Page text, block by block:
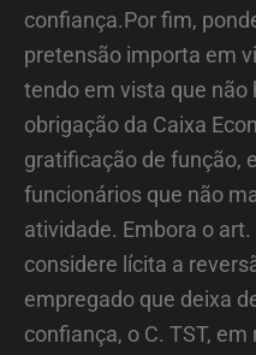
confiança.Por fim,
pretensão importa em
tendo em vista que não
obrigação da Caixa
gratificação de função,
funcionários que não
atividade. Embora o
considere lícita a
empregado que deixa
confiança, o C. TST,